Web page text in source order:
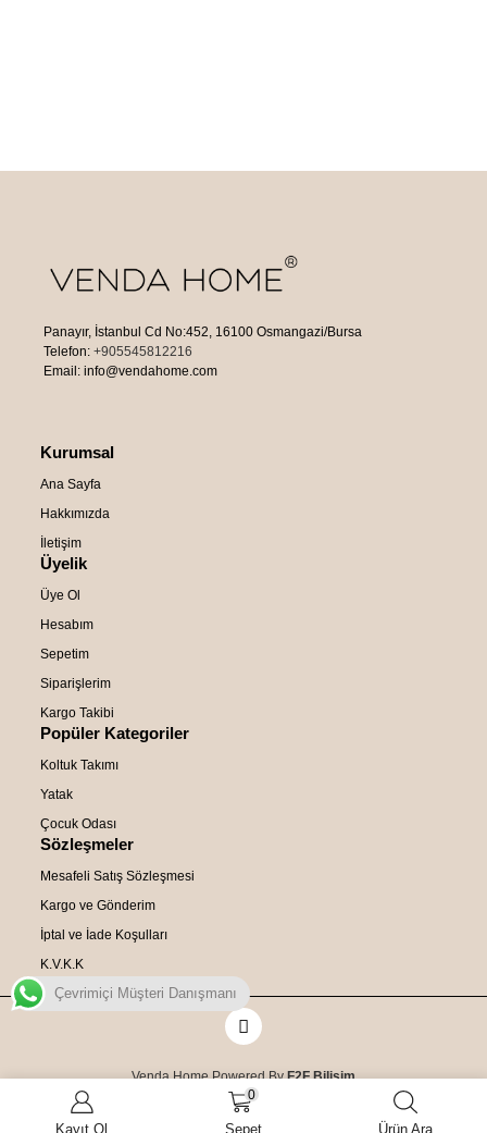
Panayır, İstanbul Cd No:452, 16100 Osmangazi/Bursa
Telefon: +905545812216
Email: info@vendahome.com
Kurumsal
Ana Sayfa
Hakkımızda
İletişim
Üyelik
Üye Ol
Hesabım
Sepetim
Siparişlerim
Kargo Takibi
Popüler Kategoriler
Koltuk Takımı
Yatak
Çocuk Odası
Sözleşmeler
Mesafeli Satış Sözleşmesi
Kargo ve Gönderim
İptal ve İade Koşulları
K.V.K.K
Venda Home Powered ByF2F Bilişim
Kayıt Ol
0
Sepet Ürün Ara
Çevrimiçi Müşteri Danışmanı